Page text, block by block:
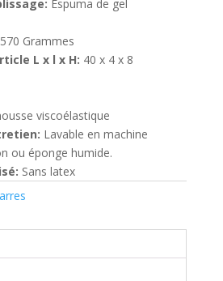
Espuma de gel
570 Grammes
L x l x H: 40 x 4 x 8
viscoélastique
Lavable en machine
ou éponge humide.
Sans latex